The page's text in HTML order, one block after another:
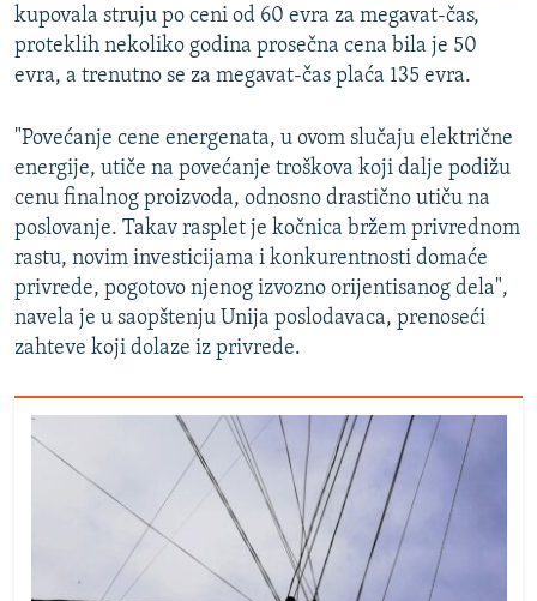
kupovala struju po ceni od 60 evra za megavat-čas,
proteklih nekoliko godina prosečna cena bila je 50
evra, a trenutno se za megavat-čas plaća 135 evra.
"Povećanje cene energenata, u ovom slučaju električne
energije, utiče na povećanje troškova koji dalje podižu
cenu finalnog proizvoda, odnosno drastično utiču na
poslovanje. Takav rasplet je kočnica bržem privrednom
rastu, novim investicijama i konkurentnosti domaće
privrede, pogotovo njenog izvozno orijentisanog dela",
navela je u saopštenju Unija poslodavaca, prenoseći
zahteve koji dolaze iz privrede.